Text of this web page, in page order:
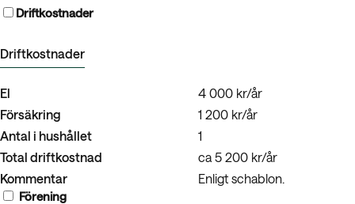
Driftkostnader
Driftkostnader
El
4 000 kr/år
Försäkring
1 200 kr/år
Antal i hushållet
1
Total driftkostnad
ca 5 200 kr/år
Kommentar
Enligt schablon.
Förening